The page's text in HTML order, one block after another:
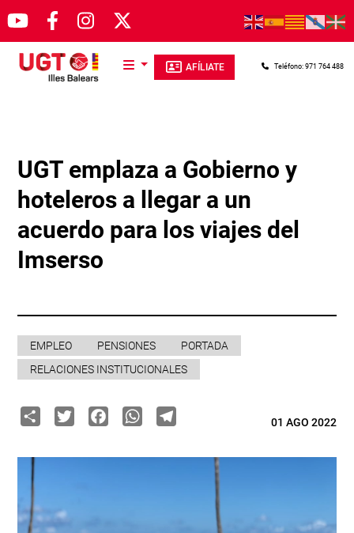
Pasar al contenido principal
AFÍLIATE Teléfono: 971 764 488
UGT emplaza a Gobierno y
hoteleros a llegar a un
acuerdo para los viajes del
Imserso
EMPLEO PENSIONES
PORTADA
RELACIONES INSTITUCIONALES
ShareTwitterFacebook
WhatsApp
Telegram01 AGO 2022